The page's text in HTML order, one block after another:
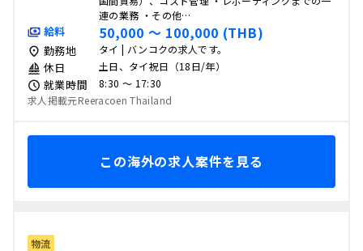
連の業務 ・その他…
給料 50,000 〜 100,000 (THB)
勤務地 タイ | バンコクの求人です。
休日 土日、タイ祝日（18日/年）
就業時間
8:30 〜 17:30
求人掲載元Reeracoen Thailand
この海外の求人案件を見る
物流